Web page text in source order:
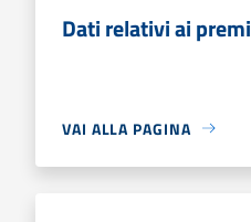
Dati relativi ai premi
VAI ALLA PAGINA